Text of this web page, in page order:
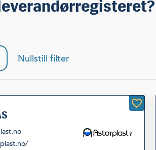
Nullstill filter